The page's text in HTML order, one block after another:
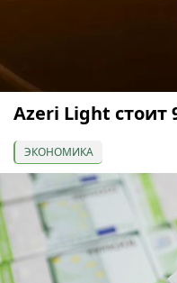
Azeri Light стоит
ЭКОНОМИКА